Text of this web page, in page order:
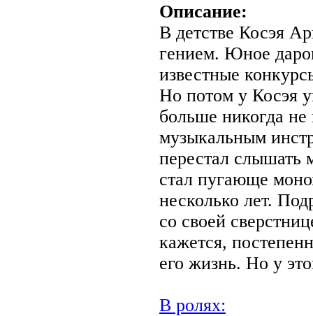
Описание:
В детстве Косэя
гением. Юное
известные
Но потом у Косэя
больше никогда не
музыкальным
перестал
стал пугающе
несколько лет.
со своей
кажется,
его жизнь. Но у
В ролях: